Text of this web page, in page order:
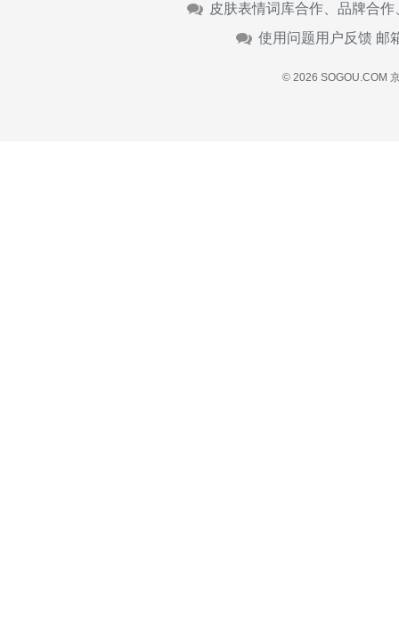
皮肤表情词库合作、品牌合
使用问题用户反馈 邮
© 2026 SOGOU.COM